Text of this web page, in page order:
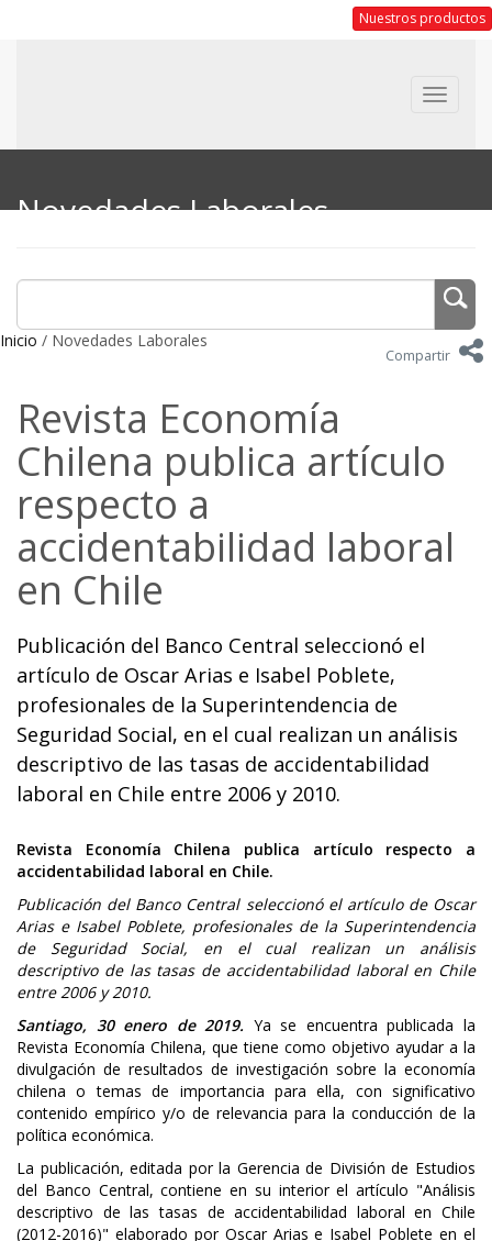
Nuestros productos
Toggle
Novedades Laborales
Inicio / Novedades Laborales
Compartir
Revista Economía
Chilena publica artículo
respecto a
accidentabilidad laboral
en Chile
Publicación del Banco Central seleccionó el
artículo de Oscar Arias e Isabel Poblete,
profesionales de la Superintendencia de
Seguridad Social, en el cual realizan un análisis
descriptivo de las tasas de accidentabilidad
laboral en Chile entre 2006 y 2010.
Revista Economía Chilena publica artículo respecto a
accidentabilidad laboral en Chile.
Publicación del Banco Central seleccionó el artículo de Oscar
Arias e Isabel Poblete, profesionales de la Superintendencia
de Seguridad Social, en el cual realizan un análisis
descriptivo de las tasas de accidentabilidad laboral en Chile
entre 2006 y 2010.
Santiago, 30 enero de 2019. Ya se encuentra publicada la
Revista Economía Chilena, que tiene como objetivo ayudar a la
divulgación de resultados de investigación sobre la economía
chilena o temas de importancia para ella, con significativo
contenido empírico y/o de relevancia para la conducción de la
política económica.
La publicación, editada por la Gerencia de División de Estudios
del Banco Central, contiene en su interior el artículo "Análisis
descriptivo de las tasas de accidentabilidad laboral en Chile
(2012-2016)" elaborado por Oscar Arias e Isabel Poblete en el